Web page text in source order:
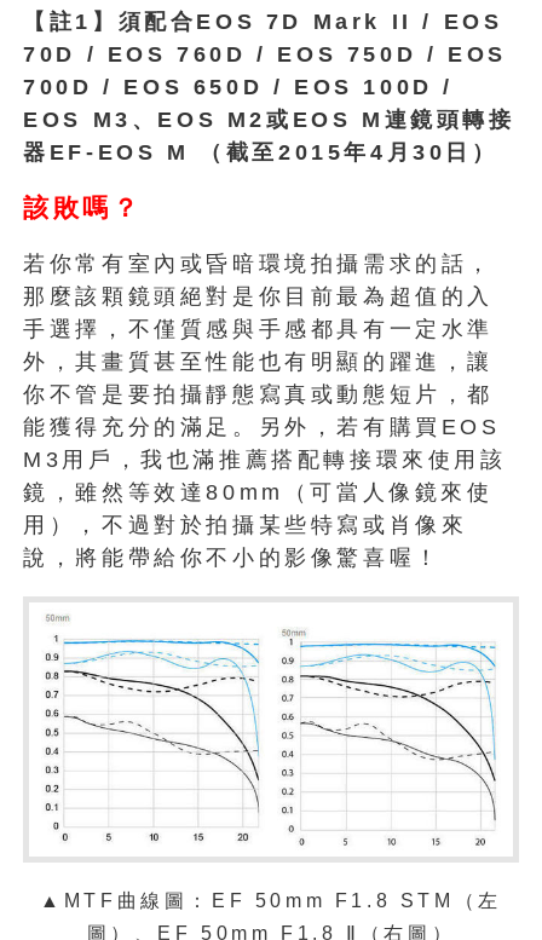
【註1】須配合EOS 7D Mark II / EOS
70D / EOS 760D / EOS 750D / EOS
700D / EOS 650D / EOS 100D /
EOS M3、EOS M2或EOS M連鏡頭轉接
器EF-EOS M （截至2015年4月30日）
該敗嗎？
若你常有室內或昏暗環境拍攝需求的話，
那麼該顆鏡頭絕對是你目前最為超值的入
手選擇，不僅質感與手感都具有一定水準
外，其畫質甚至性能也有明顯的躍進，讓
你不管是要拍攝靜態寫真或動態短片，都
能獲得充分的滿足。另外，若有購買EOS
M3用戶，我也滿推薦搭配轉接環來使用該
鏡，雖然等效達80mm（可當人像鏡來使
用），不過對於拍攝某些特寫或肖像來
說，將能帶給你不小的影像驚喜喔！
▲MTF曲線圖：EF 50mm F1.8 STM（左
圖）、EF 50mm F1.8 Ⅱ（右圖）